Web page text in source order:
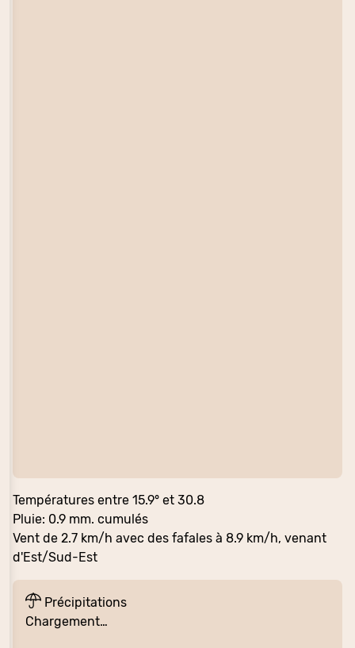
Températures entre 15.9° et 30.8
Pluie: 0.9 mm. cumulés
Vent de 2.7 km/h avec des fafales à 8.9 km/h, venant
d'Est/Sud-Est
Précipitations
Chargement…